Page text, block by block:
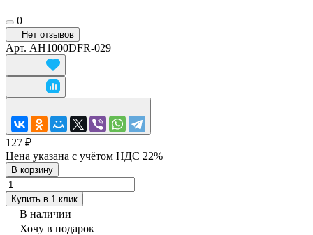
0
Нет отзывов
Арт. AH1000DFR-029
127 ₽
Цена указана с учётом НДС 22%
В корзину
Купить в 1 клик
В наличии
Хочу в подарок